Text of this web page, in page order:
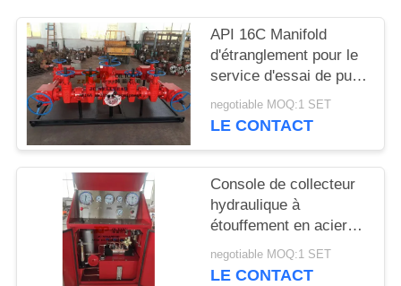
PRIVACY
POLICY
API 16C Manifold
d'étranglement pour le
service d'essai de puits
à haute pression
negotiable MOQ:1 SET
LE CONTACT
Console de collecteur
hydraulique à
étouffement en acier
inoxydable pour le
collecteur de tête de
negotiable MOQ:1 SET
LE CONTACT